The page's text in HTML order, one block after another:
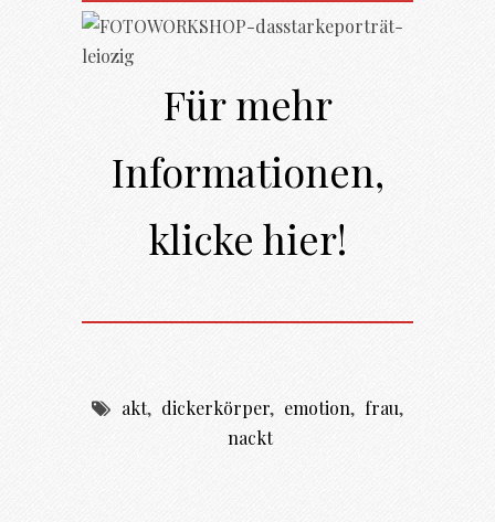
Für mehr
Informationen,
klicke hier!
akt, dickerkörper, emotion, frau,
nackt